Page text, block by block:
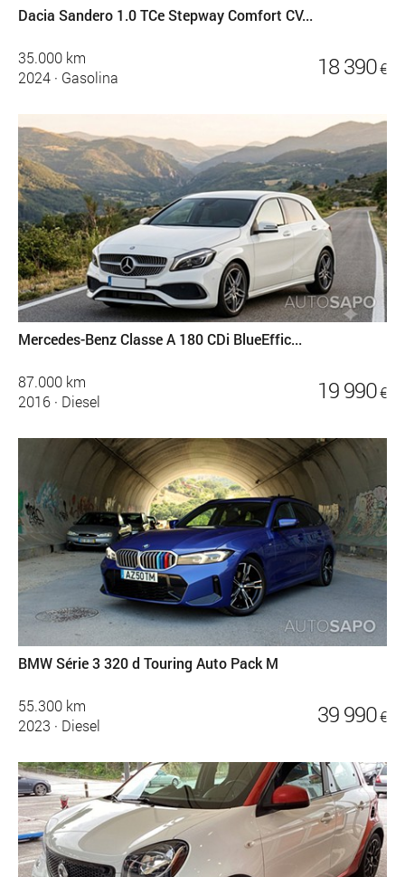
Dacia Sandero 1.0 TCe Stepway Comfort CV...
35.000 km
2024 · Gasolina 18 390 €
Mercedes-Benz Classe A 180 CDi BlueEffic...
87.000 km
2016 · Diesel 19 990 €
BMW Série 3 320 d Touring Auto Pack M
55.300 km
2023 · Diesel 39 990 €